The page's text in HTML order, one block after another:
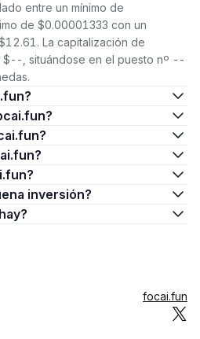
entre un mínimo de
de $0.00001333 con un
La capitalización de
$--, situándose en el puesto nº --
inversión?
focai.fun